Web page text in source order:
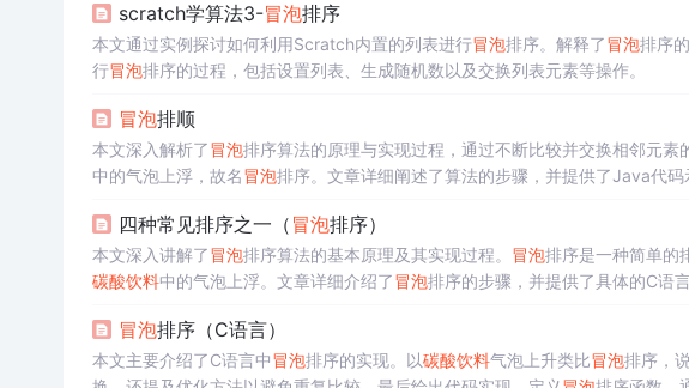
scratch学算法3-冒泡排序
本文通过实例探讨如何利用Scratch内置的列表进行冒泡排序。解释了冒泡排序
行冒泡排序的过程，包括设置列表、生成随机数以及交换列表元素等操作。
冒泡排顺
本文深入解析了冒泡排序算法的原理与实现过程，通过不断比较并交换相邻元
中的气泡上浮，故名冒泡排序。文章详细阐述了算法的步骤，并提供了Java代码
四种常见排序之一（ 冒泡排序）
本文深入讲解了冒泡排序算法的基本原理及其实现过程。 冒泡排序是一种简单的
碳酸饮料中的气泡上浮。文章详细介绍了冒泡排序的步骤，并提供了具体的C语言
冒泡排序（C语言）
本文主要介绍了C语言中冒泡排序的实现。以碳酸饮料气泡上升类比冒泡排序，